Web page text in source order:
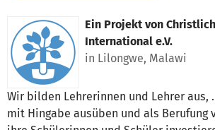
Ein Projekt von
International e.V.
in Lilongwe, Malawi
Wir bilden Lehrerinnen und Lehrer aus,
mit Hingabe ausüben und als Berufung